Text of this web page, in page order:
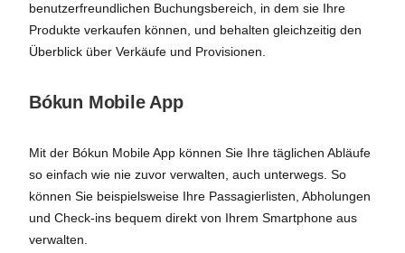
benutzerfreundlichen Buchungsbereich, in dem sie Ihre
Produkte verkaufen können, und behalten gleichzeitig den
Überblick über Verkäufe und Provisionen.
Bókun Mobile App
Mit der Bókun Mobile App können Sie Ihre täglichen Abläufe
so einfach wie nie zuvor verwalten, auch unterwegs. So
können Sie beispielsweise Ihre Passagierlisten, Abholungen
und Check-ins bequem direkt von Ihrem Smartphone aus
verwalten.